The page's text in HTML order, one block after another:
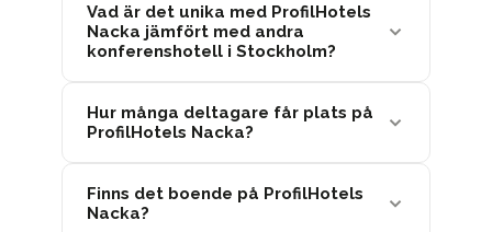
Vad är det unika med ProfilHotels
Nacka jämfört med andra
konferenshotell i Stockholm?
Hur många deltagare får plats på
ProfilHotels Nacka?
Finns det boende på ProfilHotels
Nacka?